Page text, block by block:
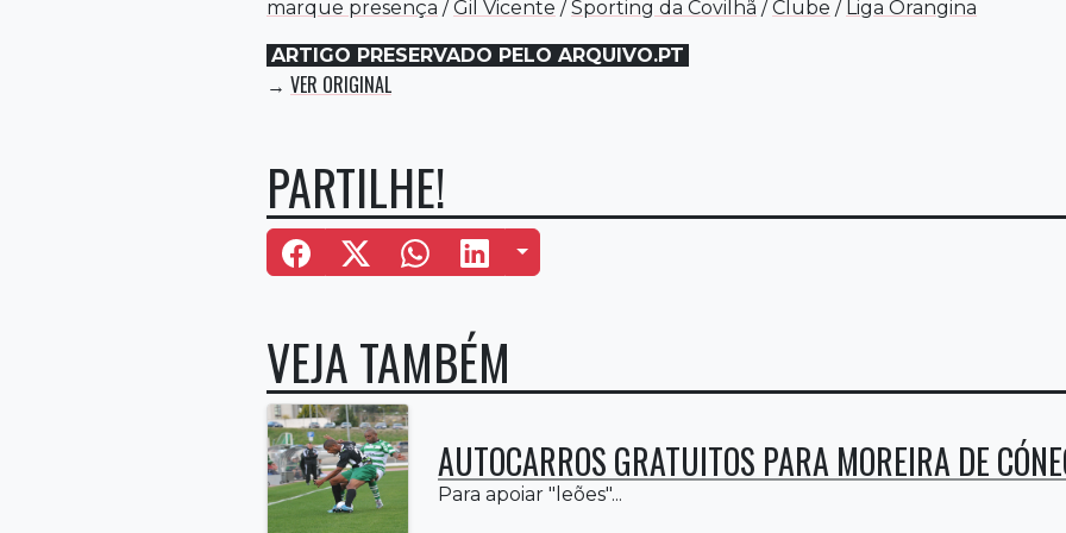
marque presença / Gil Vicente / Sporting da Covilhã / Clube / Liga Orangina
ARTIGO PRESERVADO PELO ARQUIVO.PT
→ VER ORIGINAL
PARTILHE!
Mais Opções
VEJA TAMBÉM
AUTOCARROS GRATUITOS PARA MOREIRA DE
Para apoiar "leões"...